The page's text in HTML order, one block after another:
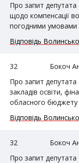
Про запит
щодо компенсації
погодними умовами
Відповідь
32
Бокоч
Про запит
закладів освіти,
обласного бюджету
Відповідь
32
Бокоч
Про запит